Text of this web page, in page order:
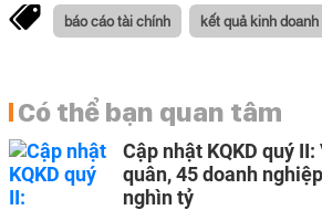
báo cáo tài chính kết quả kinh doanh
Có thể bạn quan tâm
Cập nhật KQKD quý
quân, 45 doanh
nghìn tỷ